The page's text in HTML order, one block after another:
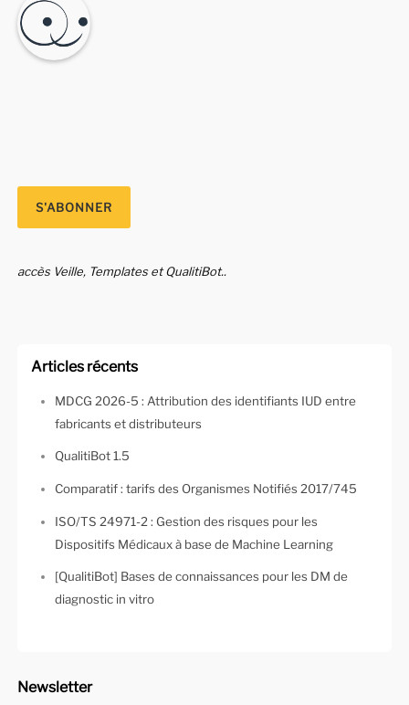
accès Veille, Templates et QualitiBot..
Articles récents
MDCG 2026-5 : Attribution des identifiants IUD entre
fabricants et distributeurs
QualitiBot 1.5
Comparatif : tarifs des Organismes Notifiés 2017/745
ISO/TS 24971-2 : Gestion des risques pour les
Dispositifs Médicaux à base de Machine Learning
[QualitiBot] Bases de connaissances pour les DM de
diagnostic in vitro
Newsletter